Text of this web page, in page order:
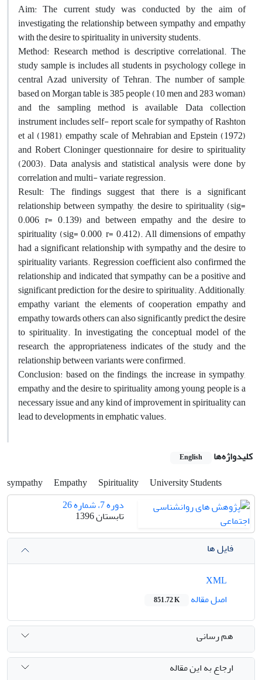
Aim: The current study was conducted by the aim of
investigating the relationship between sympathy and empathy
with the desire to spirituality in university students.
Method: Research method is descriptive correlational. The
study sample is includes all students in psychology college in
central Azad university of Tehran. The number of sample,
based on Morgan table is 385 people (10 men and 283 woman)
and the sampling method is available Data collection
instrument includes self- report scale for sympathy of Rashton
et al (1981), empathy scale of Mehrabian and Epstein (1972)
and Robert Cloninger questionnaire for desire to spirituality
(2003). Data analysis and statistical analysis were done by
correlation and multi- variate regression.
Result: The findings suggest that there is a significant
relationship between sympathy, the desire to spirituality (sig=
0.006, r= 0.139) and between empathy and the desire to
spirituality (sig= 0.000, r= 0.412). All dimensions of empathy
had a significant relationship with sympathy and the desire to
spirituality variants. Regression coefficient also confirmed the
relationship and indicated that sympathy can be a positive and
significant prediction for the desire to spirituality. Additionally,
empathy variant, the elements of cooperation empathy and
empathy towards others can also significantly predict the desire
to spirituality. In investigating the conceptual model of the
research, the appropriateness indicates of the study and the
relationship between variants were confirmed.
Conclusion: based on the findings, the increase in sympathy,
empathy and the desire to spirituality among young people is a
necessary issue and any kind of improvement in spirituality can
lead to developments in emphatic values.
کلیدواژه‌ها English
sympathy Empathy Spirituality
University Students
دوره 7، شماره 26
تابستان 1396
فایل ها
اصل مقاله
851.72 K
هم رسانی
ارجاع به این مقاله